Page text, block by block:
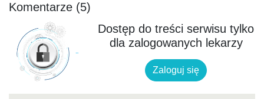
Komentarze (5)
Dostęp do treści serwisu tylko
dla zalogowanych lekarzy
Zaloguj się